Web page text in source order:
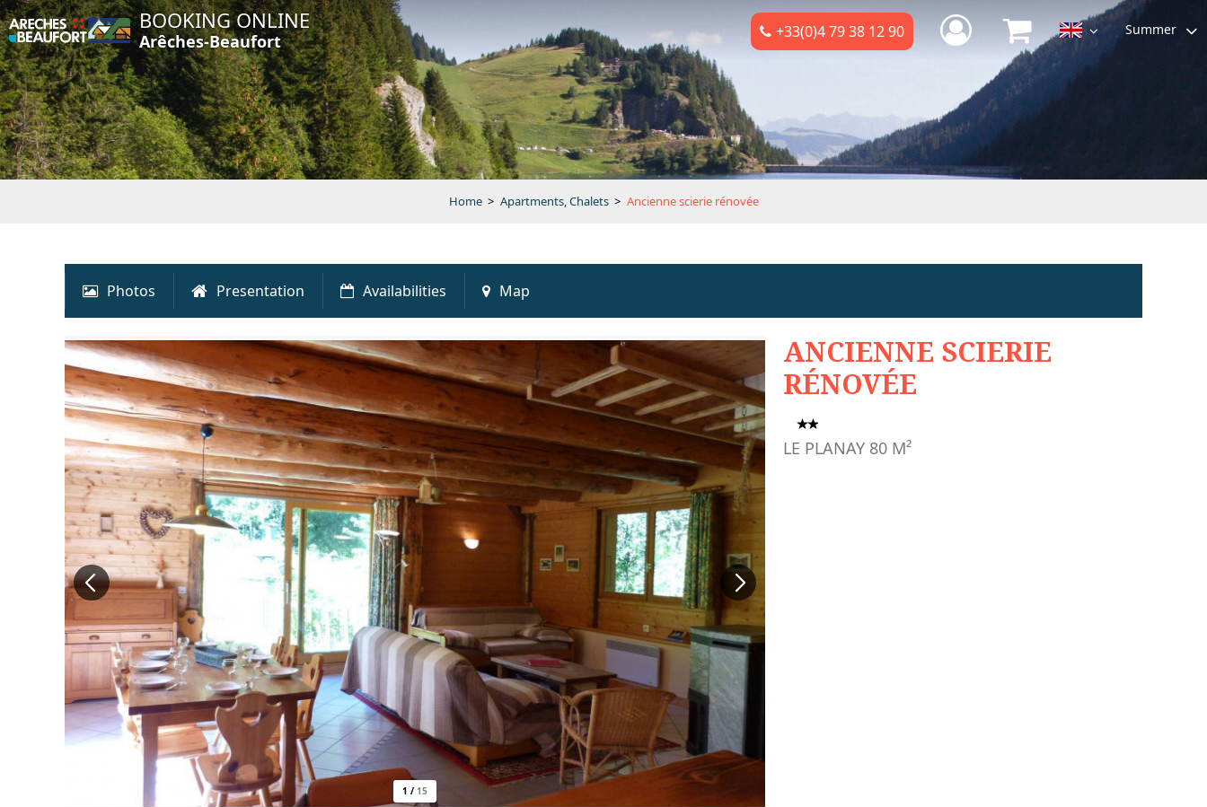
BOOKING ONLINE
Arêches-Beaufort +33(0)4 79 38 12 90 Summer
Home > Apartments, Chalets > Ancienne scierie rénovée
Photos Presentation Availabilities Map
1 / 15
ANCIENNE SCIERIE
RÉNOVÉE
LE PLANAY 80 M²